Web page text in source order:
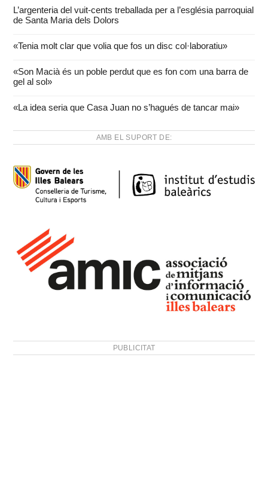
L’argenteria del vuit-cents treballada per a l’església parroquial
de Santa Maria dels Dolors
«Tenia molt clar que volia que fos un disc col·laboratiu»
«Son Macià és un poble perdut que es fon com una barra de
gel al sol»
«La idea seria que Casa Juan no s’hagués de tancar mai»
AMB EL SUPORT DE:
PUBLICITAT